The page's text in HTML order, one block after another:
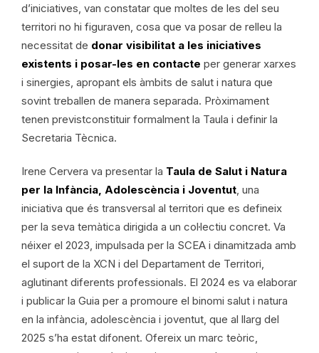
d’iniciatives, van constatar que moltes de les del seu
territori no hi figuraven, cosa que va posar de relleu la
necessitat de donar visibilitat a les iniciatives
existents i posar-les en contacte per generar xarxes
i sinergies, apropant els àmbits de salut i natura que
sovint treballen de manera separada. Pròximament
tenen previstconstituir formalment la Taula i definir la
Secretaria Tècnica.
Irene Cervera va presentar la Taula de Salut i Natura
per la Infància, Adolescència i Joventut , una
iniciativa que és transversal al territori que es defineix
per la seva temàtica dirigida a un col·lectiu concret. Va
néixer el 2023, impulsada per la SCEA i dinamitzada amb
el suport de la XCN i del Departament de Territori,
aglutinant diferents professionals. El 2024 es va elaborar
i publicar la Guia per a promoure el binomi salut i natura
en la infància, adolescència i joventut, que al llarg del
2025 s’ha estat difonent. Ofereix un marc teòric,